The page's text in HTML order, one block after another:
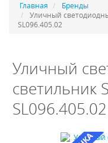
Главная
Бренды
Уличный
SL096.405.02
Уличный
светильник
SL096.405.02